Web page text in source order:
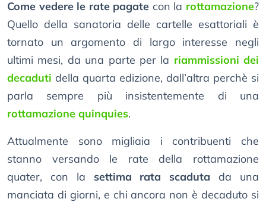
Come vedere le rate pagate con la rottamazione?
Quello della sanatoria delle cartelle esattoriali è
tornato un argomento di largo interesse negli
ultimi mesi, da una parte per la riammissioni dei
decaduti della quarta edizione, dall’altra perchè si
parla sempre più insistentemente di una
rottamazione quinquies.
Attualmente sono migliaia i contribuenti che
stanno versando le rate della rottamazione
quater, con la settima rata scaduta da una
manciata di giorni, e chi ancora non è decaduto si